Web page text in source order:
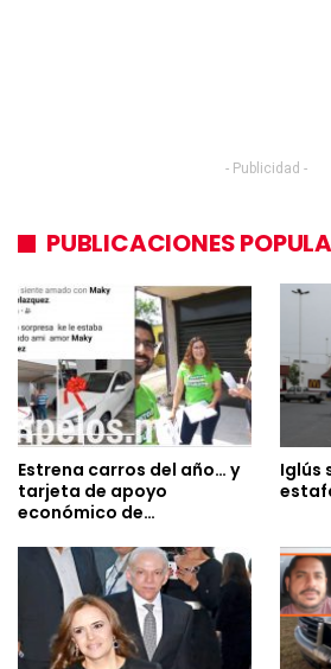
- Publicidad -
PUBLICACIONES
Estrena carros del año… y
tarjeta de apoyo
económico de…
Iglús